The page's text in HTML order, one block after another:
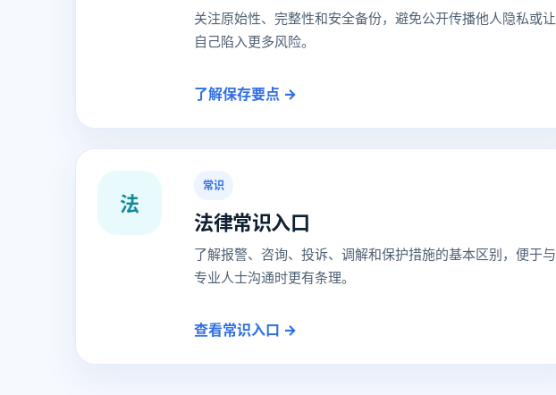
关注原始性、完整性和安全备份，避免公开传播他人隐私或让
自己陷入更多风险。
了解保存要点 →
法
常识
法律常识入口
了解报警、咨询、投诉、调解和保护措施的基本区别，便于与
专业人士沟通时更有条理。
查看常识入口 →